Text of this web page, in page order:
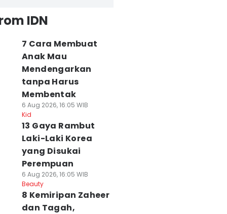
IDN
7 Cara Membuat
Anak Mau
Mendengarkan
tanpa Harus
Membentak
6 Aug 2026, 16:05 WIB
Kid
13 Gaya Rambut
Laki-Laki Korea
yang Disukai
Perempuan
6 Aug 2026, 16:05 WIB
Beauty
8 Kemiripan Zaheer
dan Tagah,